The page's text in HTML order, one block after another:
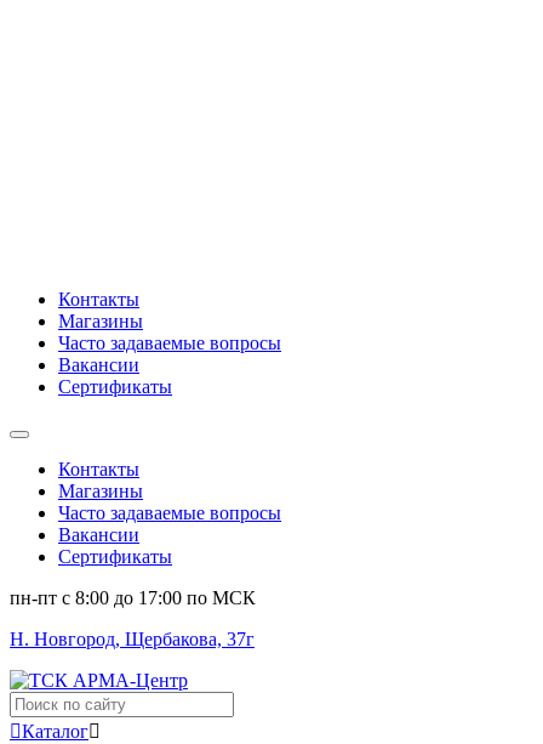
Контакты
Магазины
Часто задаваемые вопросы
Вакансии
Сертификаты
Контакты
Магазины
Часто задаваемые вопросы
Вакансии
Сертификаты
пн-пт c 8:00 до 17:00 по МСК
Н. Новгород, Щербакова, 37г
Поиск
...Каталог